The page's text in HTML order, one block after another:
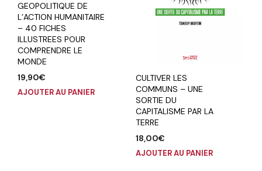
GEOPOLITIQUE DE
L’ACTION HUMANITAIRE
– 40 FICHES
ILLUSTREES POUR
COMPRENDRE LE
MONDE
19,90€
AJOUTER AU PANIER
CULTIVER LES
COMMUNS – UNE
SORTIE DU
CAPITALISME PAR LA
TERRE
18,00€
AJOUTER AU PANIER